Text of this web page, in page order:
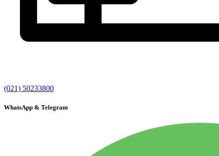
(021) 50233800
WhatsApp & Telegram